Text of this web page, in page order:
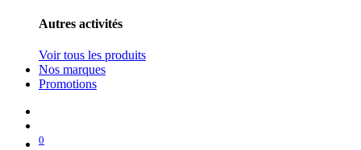
Autres activités
Voir tous les produits
Nos marques
Promotions
0